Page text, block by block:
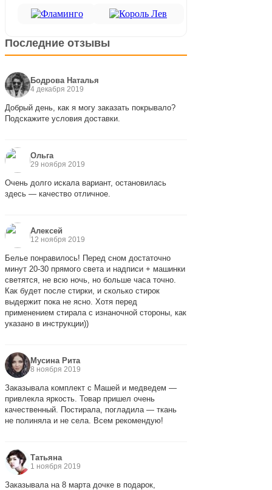
Последние отзывы
Бодрова Наталья
4 декабря 2019
Добрый день, как я могу заказать покрывало?
Подскажите условия доставки.
Ольга
29 ноября 2019
Очень долго искала вариант, остановилась
здесь — качество отличное.
Алексей
12 ноября 2019
Белье понравилось! Перед сном достаточно
минут 20-30 прямого света и надписи + машинки
светятся, не всю ночь, но больше часа точно.
Как будет после стирки, и сколько стирок
выдержит пока не ясно. Хотя перед
применением стирала с изнаночной стороны, как
указано в инструкции))
Мусина Рита
8 ноября 2019
Заказывала комплект с Машей и медведем —
привлекла яркость. Товар пришел очень
качественный. Постирала, погладила — ткань
не полиняла и не села. Всем рекомендую!
Татьяна
1 ноября 2019
Заказывала на 8 марта дочке в подарок,